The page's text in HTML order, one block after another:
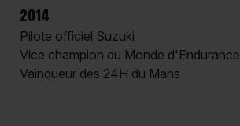
2014
Pilote officiel Suzuki
Vice champion du Monde d'Endurance
Vainqueur des 24H du Mans